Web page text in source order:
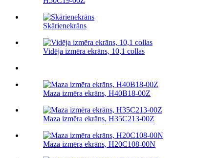
Skārienekrāns
Vidēja izmēra ekrāns, 10,1 collas
Maza izmēra ekrāns, H40B18-00Z
Maza izmēra ekrāns, H35C213-00Z
Maza izmēra ekrāns, H20C108-00N